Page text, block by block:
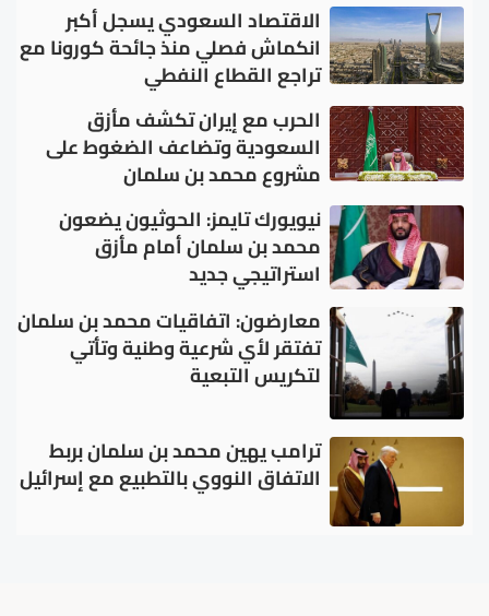
الاقتصاد السعودي يسجل أكبر
انكماش فصلي منذ جائحة كورونا مع
تراجع القطاع النفطي
الحرب مع إيران تكشف مأزق
السعودية وتضاعف الضغوط على
مشروع محمد بن سلمان
نيويورك تايمز: الحوثيون يضعون
محمد بن سلمان أمام مأزق
استراتيجي جديد
معارضون: اتفاقيات محمد بن سلمان
تفتقر لأي شرعية وطنية وتأتي
لتكريس التبعية
ترامب يهين محمد بن سلمان بربط
الاتفاق النووي بالتطبيع مع إسرائيل